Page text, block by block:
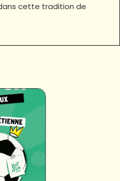
cette tradition de